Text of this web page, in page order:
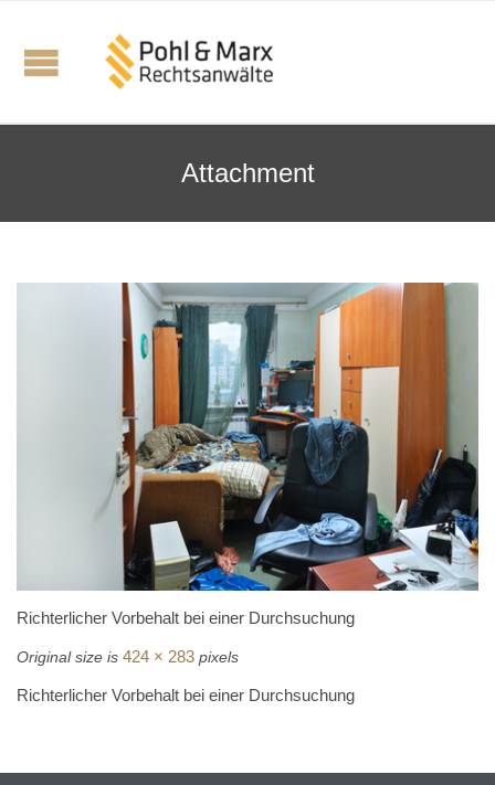
Attachment
Richterlicher Vorbehalt bei einer Durchsuchung
Original size is 424 × 283 pixels
Richterlicher Vorbehalt bei einer Durchsuchung